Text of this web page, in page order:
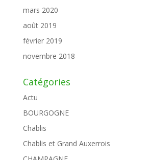
mars 2020
août 2019
février 2019
novembre 2018
Catégories
Actu
BOURGOGNE
Chablis
Chablis et Grand Auxerrois